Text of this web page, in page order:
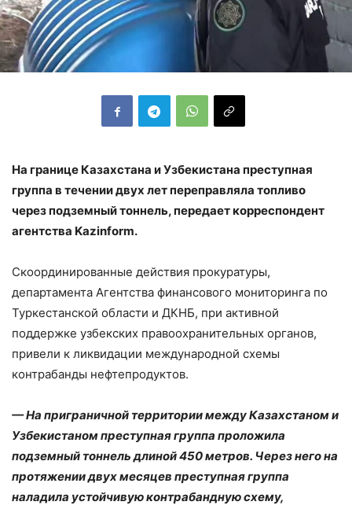
На границе Казахстана и Узбекистана преступная
группа в течении двух лет переправляла топливо
через подземный тоннель, передает корреспондент
агентства Kazinform.
Скоординированные действия прокуратуры,
департамента Агентства финансового мониторинга по
Туркестанской области и ДКНБ, при активной
поддержке узбекских правоохранительных органов,
привели к ликвидации международной схемы
контрабанды нефтепродуктов.
— На приграничной территории между Казахстаном и
Узбекистаном преступная группа проложила
подземный тоннель длиной 450 метров. Через него на
протяжении двух месяцев преступная группа
наладила устойчивую контрабандную схему,